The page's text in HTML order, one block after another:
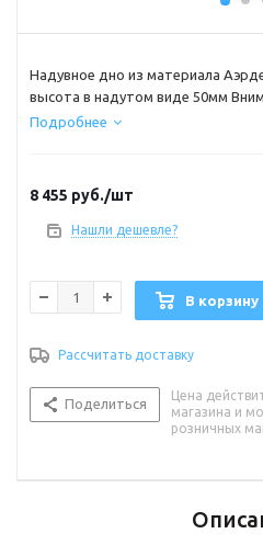
Надувное дно из материала
высота в надутом виде 50мм
КИЛЬЕВЫХ ПВХ ЛОДОК ( этот
Подробнее
8 455 руб./шт
Нашли дешевле?
В корзину
Рассчитать доставку
Поделиться
Цена
магазина и
розничных